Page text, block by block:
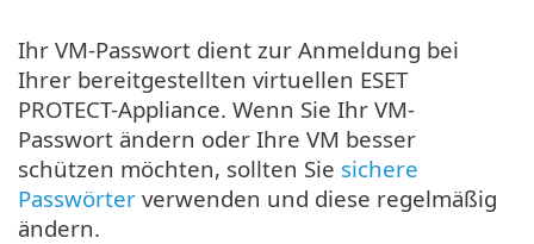
Ihr VM-Passwort dient zur Anmeldung bei
Ihrer bereitgestellten virtuellen ESET
PROTECT-Appliance. Wenn Sie Ihr VM-
Passwort ändern oder Ihre VM besser
schützen möchten, sollten Sie sichere
Passwörter verwenden und diese regelmäßig
ändern.